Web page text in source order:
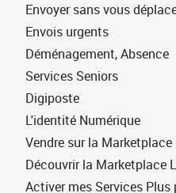
Envoyer sans vous
Envois urgents
Déménagement, Absence
Services Seniors
Digiposte
L'identité Numérique
Vendre sur la
Découvrir la Marketplace
Activer mes Services Plus